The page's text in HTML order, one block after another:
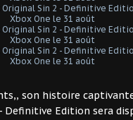
son histoire
Definitive Edition sera